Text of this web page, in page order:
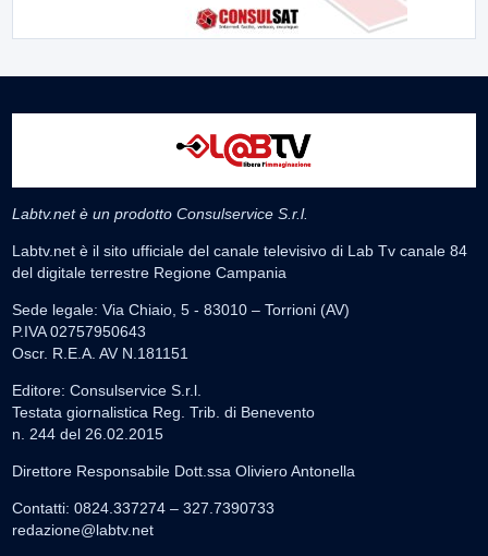
Labtv.net è un prodotto Consulservice S.r.l.
Labtv.net è il sito ufficiale del canale televisivo di Lab Tv canale 84
del digitale terrestre Regione Campania
Sede legale: Via Chiaio, 5 - 83010 – Torrioni (AV)
P.IVA 02757950643
Oscr. R.E.A. AV N.181151
Editore: Consulservice S.r.l.
Testata giornalistica Reg. Trib. di Benevento
n. 244 del 26.02.2015
Direttore Responsabile Dott.ssa Oliviero Antonella
Contatti: 0824.337274 – 327.7390733
redazione@labtv.net